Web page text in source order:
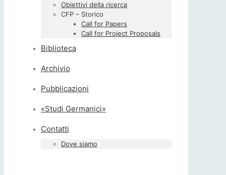
Obiettivi della ricerca
CFP – Storico
Call for Papers
Call for Project Proposals
Biblioteca
Archivio
Pubblicazioni
«Studi Germanici»
Contatti
Dove siamo